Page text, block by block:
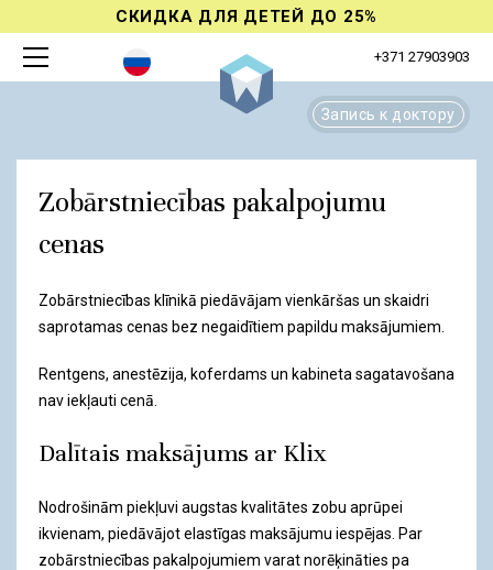
СКИДКА ДЛЯ ДЕТЕЙ ДО 25%
+371 27903903
Запись к доктору
Zobārstniecības pakalpojumu
cenas
Zobārstniecības klīnikā piedāvājam vienkāršas un skaidri
saprotamas cenas bez negaidītiem papildu maksājumiem.
Rentgens, anestēzija, koferdams un kabineta sagatavošana
nav iekļauti cenā.
Dalītais maksājums ar Klix
Nodrošinām piekļuvi augstas kvalitātes zobu aprūpei
ikvienam, piedāvājot elastīgas maksājumu iespējas. Par
zobārstniecības pakalpojumiem varat norēķināties pa